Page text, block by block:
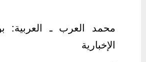
محمد العرب ـ العربية:
الإخبارية